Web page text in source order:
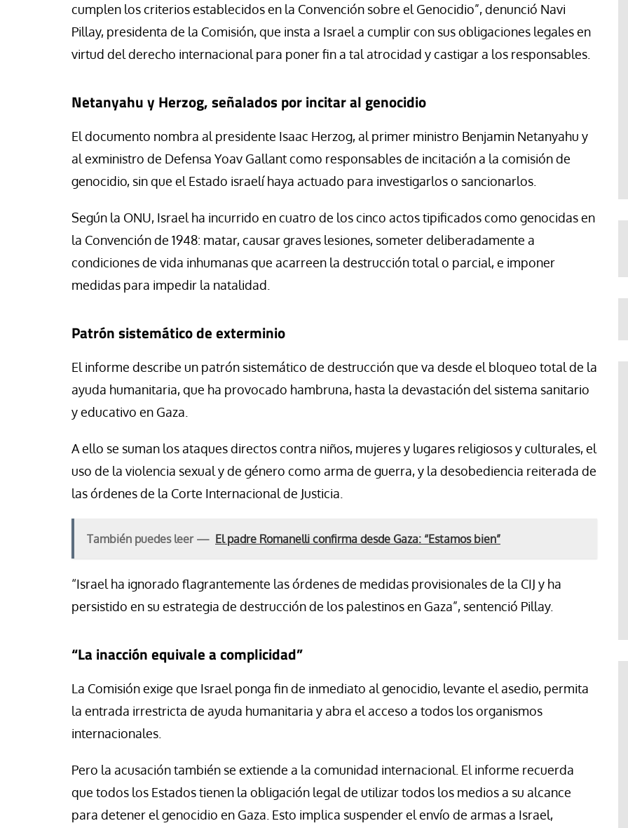
cumplen los criterios establecidos en la Convención sobre el Genocidio”, denunció Navi
Pillay, presidenta de la Comisión, que insta a Israel a cumplir con sus obligaciones legales en
virtud del derecho internacional para poner fin a tal atrocidad y castigar a los responsables.
Netanyahu y Herzog, señalados por incitar al genocidio
El documento nombra al presidente Isaac Herzog, al primer ministro Benjamin Netanyahu y
al exministro de Defensa Yoav Gallant como responsables de incitación a la comisión de
genocidio, sin que el Estado israelí haya actuado para investigarlos o sancionarlos.
Según la ONU, Israel ha incurrido en cuatro de los cinco actos tipificados como genocidas en
la Convención de 1948: matar, causar graves lesiones, someter deliberadamente a
condiciones de vida inhumanas que acarreen la destrucción total o parcial, e imponer
medidas para impedir la natalidad.
Patrón sistemático de exterminio
El informe describe un patrón sistemático de destrucción que va desde el bloqueo total de la
ayuda humanitaria, que ha provocado hambruna, hasta la devastación del sistema sanitario
y educativo en Gaza.
A ello se suman los ataques directos contra niños, mujeres y lugares religiosos y culturales, el
uso de la violencia sexual y de género como arma de guerra, y la desobediencia reiterada de
las órdenes de la Corte Internacional de Justicia.
También puedes leer — El padre Romanelli confirma desde Gaza: “Estamos bien”
“Israel ha ignorado flagrantemente las órdenes de medidas provisionales de la CIJ y ha
persistido en su estrategia de destrucción de los palestinos en Gaza”, sentenció Pillay.
“La inacción equivale a complicidad”
La Comisión exige que Israel ponga fin de inmediato al genocidio, levante el asedio, permita
la entrada irrestricta de ayuda humanitaria y abra el acceso a todos los organismos
internacionales.
Pero la acusación también se extiende a la comunidad internacional. El informe recuerda
que todos los Estados tienen la obligación legal de utilizar todos los medios a su alcance
para detener el genocidio en Gaza. Esto implica suspender el envío de armas a Israel,